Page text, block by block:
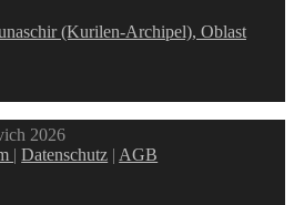
2026
|Datenschutz | AGB